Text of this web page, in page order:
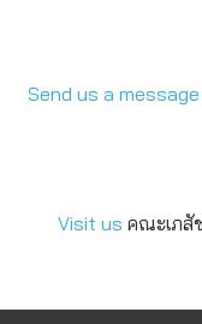
Send us a message
Visit us คณะเภสั